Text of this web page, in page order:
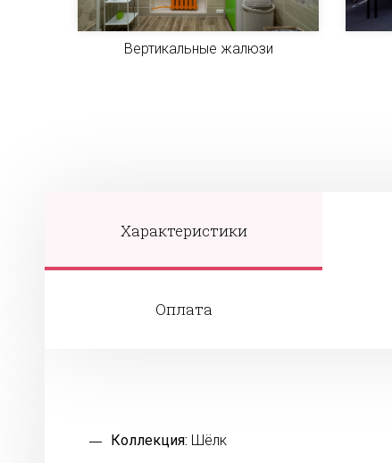
Вертикальные жалюзи
Характеристики
Оплата
Коллекция: Шёлк